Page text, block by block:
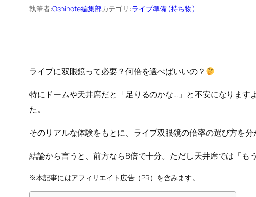
執筆者:Oshinote編集部カテゴリ:ライブ準備 (持ち物)
ライブに双眼鏡って必要？何倍を選べばいいの？
特にドームや天井席だと「足りるのかな…」と不安になりま
た。
そのリアルな体験をもとに、ライブ双眼鏡の倍率の選び方を
結論から言うと、前方なら8倍で十分。ただし天井席では「も
※本記事にはアフィリエイト広告（PR）を含みます。